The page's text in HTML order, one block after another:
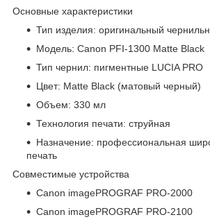
Основные характеристики
Тип изделия: оригинальный
Модель: Canon PFI-1300 Matte Black
Тип чернил: пигментные LUCIA PRO
Цвет: Matte Black (матовый черный)
Объем: 330 мл
Технология печати: струйная
Назначение: профессиональная
печать
Совместимые устройства
Canon imagePROGRAF PRO-2000
Canon imagePROGRAF PRO-2100